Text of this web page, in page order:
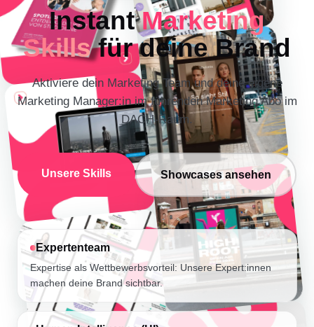
InstantMarketing
Skillsfür deine Brand
Aktiviere dein Marketing Team und deine eigene
Marketing Manager:in im führenden Marketing Abo im
DACH-Raum.
Unsere Skills Showcases ansehen
Expertenteam
Expertise als Wettbewerbsvorteil: Unsere Expert:innen
machen deine Brand sichtbar.